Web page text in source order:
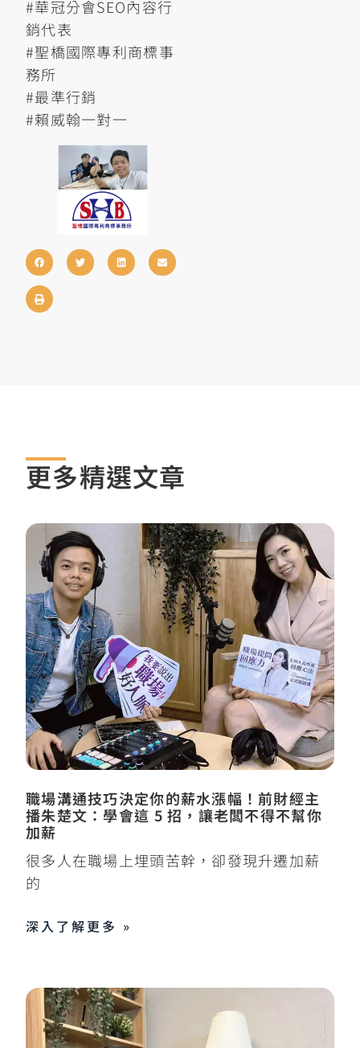
#華冠分會SEO內容行
銷代表
#聖橋國際專利商標事
務所
#最準行銷
#賴威翰一對一
更多精選文章
職場溝通技巧決定你的薪水漲幅！前財經主
播朱楚文：學會這 5 招，讓老闆不得不幫你
加薪
很多人在職場上埋頭苦幹，卻發現升遷加薪
的
深入了解更多 »